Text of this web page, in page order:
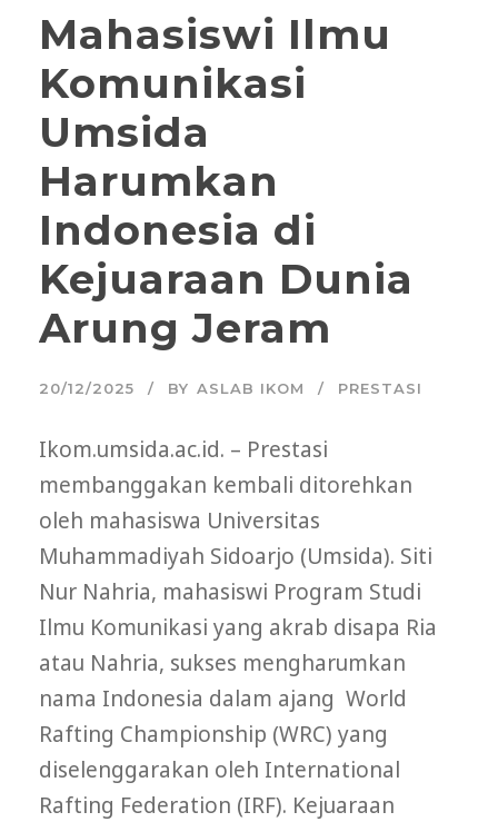
Mahasiswi Ilmu
Komunikasi
Umsida
Harumkan
Indonesia di
Kejuaraan Dunia
Arung Jeram
20/12/2025 BY ASLAB IKOM PRESTASI
Ikom.umsida.ac.id. – Prestasi
membanggakan kembali ditorehkan
oleh mahasiswa Universitas
Muhammadiyah Sidoarjo (Umsida). Siti
Nur Nahria, mahasiswi Program Studi
Ilmu Komunikasi yang akrab disapa Ria
atau Nahria, sukses mengharumkan
nama Indonesia dalam ajang World
Rafting Championship (WRC) yang
diselenggarakan oleh International
Rafting Federation (IRF). Kejuaraan